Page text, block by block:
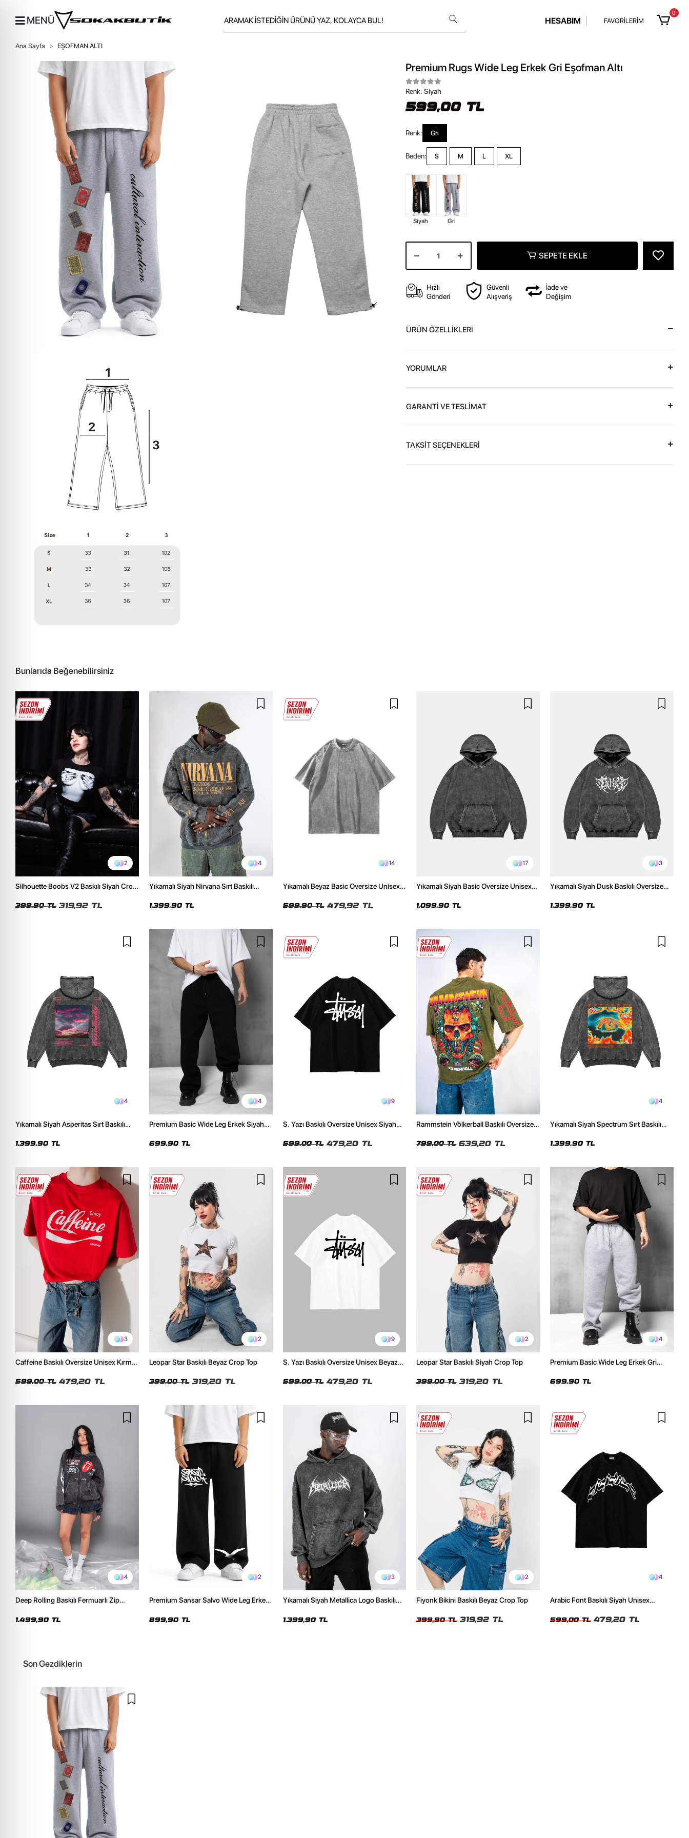
MENÜ HESABIM FAVORİLERİM
0
Ana Sayfa EŞOFMAN ALTI
Premium Rugs Wide Leg Erkek Gri Eşofman Altı
Renk: Siyah
599,00 TL
Renk: Gri
Beden: S M L XL
Siyah Gri
SEPETE EKLE
Hızlı
Gönderi
Güvenli
Alışveriş
İade ve
Değişim
ÜRÜN ÖZELLİKLERİ
YORUMLAR
GARANTİ VE TESLİMAT
TAKSİT SEÇENEKLERİ
Bunlarıda Beğenebilirsiniz
2
Silhouette Boobs V2 Baskılı Siyah Crop
399,90 TL 319,92 TL
4
Yıkamalı Siyah Nirvana Sırt Baskılı
1.399,90 TL
14
Yıkamalı Beyaz Basic Oversize Unisex
599,90 TL 479,92 TL
17
Yıkamalı Siyah Basic Oversize Unisex
1.099,90 TL
3
Yıkamalı Siyah Dusk Baskılı Oversize
1.399,90 TL
4
Yıkamalı Siyah Asperitas Sırt Baskılı
1.399,90 TL
4
Premium Basic Wide Leg Erkek Siyah
699,90 TL
9
S. Yazı Baskılı Oversize Unisex Siyah
599,00 TL 479,20 TL
Rammstein Völkerball Baskılı Oversize
799,00 TL 639,20 TL
4
Yıkamalı Siyah Spectrum Sırt Baskılı
1.399,90 TL
3
Caffeine Baskılı Oversize Unisex Kırmızı
599,00 TL 479,20 TL
2
Leopar Star Baskılı Beyaz Crop Top
399,00 TL 319,20 TL
9
S. Yazı Baskılı Oversize Unisex Beyaz
599,00 TL 479,20 TL
2
Leopar Star Baskılı Siyah Crop Top
399,00 TL 319,20 TL
4
Premium Basic Wide Leg Erkek Gri
699,90 TL
4
Deep Rolling Baskılı Fermuarlı Zip
Sweatshirt
1.499,90 TL
2
Premium Sansar Salvo Wide Leg Erkek
899,90 TL
3
Yıkamalı Siyah Metallica Logo Baskılı
1.399,90 TL
2
Fiyonk Bikini Baskılı Beyaz Crop Top
399,90 TL 319,92 TL
4
Arabic Font Baskılı Siyah Unisex
599,00 TL 479,20 TL
Son Gezdiklerin